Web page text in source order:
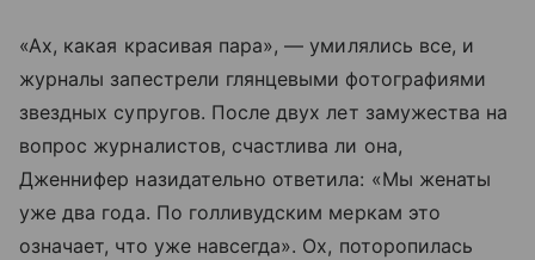
«Ах, какая красивая пара», — умилялись все, и
журналы запестрели глянцевыми фотографиями
звездных супругов. После двух лет замужества на
вопрос журналистов, счастлива ли она,
Дженнифер назидательно ответила: «Мы женаты
уже два года. По голливудским меркам это
означает, что уже навсегда». Ох, поторопилась